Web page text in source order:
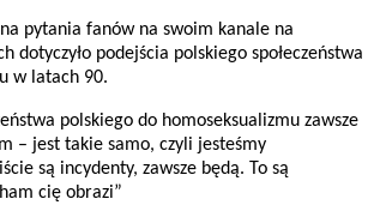
pytania fanów na swoim kanale na
dotyczyło podejścia polskiego społeczeństwa
w latach 90.
polskiego do homoseksualizmu zawsze
– jest takie samo, czyli jesteśmy
są incydenty, zawsze będą. To są
cię obrazi”